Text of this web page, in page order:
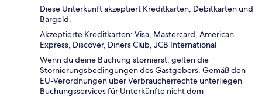
Diese Unterkunft akzeptiert Kreditkarten, Debitkarten und
Bargeld.
Akzeptierte Kreditkarten: Visa, Mastercard, American
Express, Discover, Diners Club, JCB International
Wenn du deine Buchung stornierst, gelten die
Stornierungsbedingungen des Gastgebers. Gemäß den
EU-Verordnungen über Verbraucherrechte unterliegen
Buchungsservices für Unterkünfte nicht dem